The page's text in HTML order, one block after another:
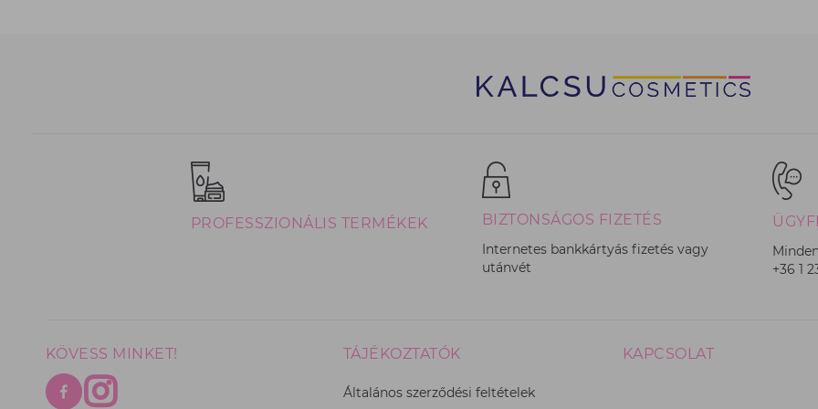
PROFESSZIONÁLIS TERMÉKEK BIZTONSÁGOS FIZETÉS
Internetes bankkártyás fizetés vagy
utánvét
+36 1
KÖVESS MINKET! TÁJÉKOZTATÓK
Általános szerződési feltételek
KAPCSOLAT